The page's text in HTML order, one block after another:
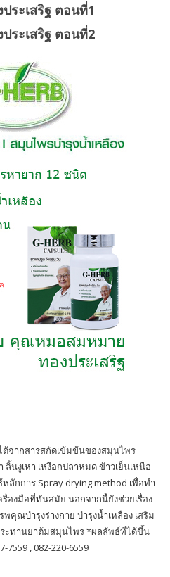
ระเสริฐ ตอนที่1
ระเสริฐ ตอนที่2
จากสารสกัดเข้มข้นของสมุนไพร
นงูเห่า เหงือกปลาหมด ข้าวเย็นเหนือ
ลักการ Spray drying method เพื่อทำ
องมือที่ทันสมัย นอกจากนี้ยังช่วยเรื่อง
คุณบำรุงร่างกาย บำรุงน้ำเหลือง เสริม
ะทานยาต้มสมุนไพร *ผลลัพธ์ที่ได้ขึ้น
, 082-220-6559